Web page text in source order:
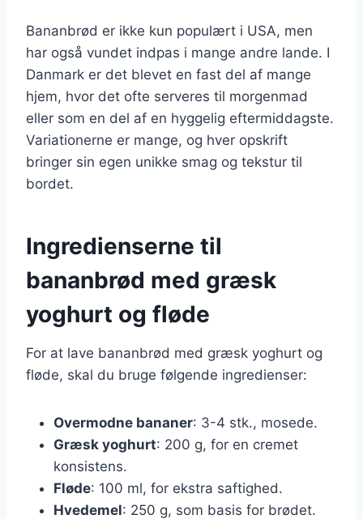
Bananbrød er ikke kun populært i USA, men
har også vundet indpas i mange andre lande. I
Danmark er det blevet en fast del af mange
hjem, hvor det ofte serveres til morgenmad
eller som en del af en hyggelig eftermiddagste.
Variationerne er mange, og hver opskrift
bringer sin egen unikke smag og tekstur til
bordet.
Ingredienserne til
bananbrød med græsk
yoghurt og fløde
For at lave bananbrød med græsk yoghurt og
fløde, skal du bruge følgende ingredienser:
Overmodne bananer: 3-4 stk., mosede.
Græsk yoghurt: 200 g, for en cremet
konsistens.
Fløde: 100 ml, for ekstra saftighed.
Hvedemel: 250 g, som basis for brødet.